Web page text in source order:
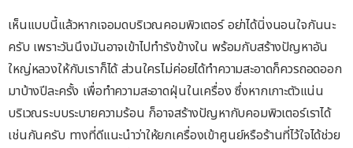
เห็นแบบนี้แล้วหากเจอมดบริเวณคอมพิวเตอร์ อย่าได้นิ่งนอนใจกันนะ
ครับ เพราะวันนึงมันอาจเข้าไปทำรังข้างใน พร้อมกับสร้างปัญหาอัน
ใหญ่หลวงให้กับเราก็ได้ ส่วนใครไม่ค่อยได้ทำความสะอาดก็ควรถอดออก
มาบ้างปีละครั้ง เพื่อทำความสะอาดฝุ่นในเครื่อง ซึ่งหากเกาะตัวแน่น
บริเวณระบบระบายความร้อน ก็อาจสร้างปัญหากับคอมพิวเตอร์เราได้
เช่นกันครับ ทางที่ดีแนะนำว่าให้ยกเครื่องเข้าศูนย์หรือร้านที่ไว้ใจได้ช่วย